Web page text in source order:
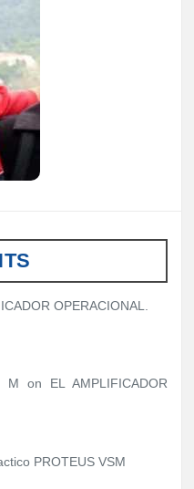
OPERACIONAL.
M on EL AMPLIFICADOR
PROTEUS VSM